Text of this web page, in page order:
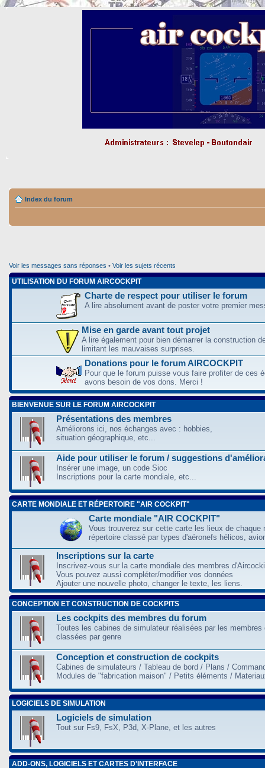
Index du forum
Voir les messages sans réponses • Voir les sujets récents
UTILISATION DU FORUM AIRCOCKPIT
Charte de respect pour utiliser le forum
A lire absolument avant de poster votre premier
Mise en garde avant tout projet
A lire également pour bien démarrer la construction
limitant les mauvaises surprises.
Donations pour le forum AIRCOCKPIT
Pour que le forum puisse vous faire profiter de ces
avons besoin de vos dons. Merci !
BIENVENUE SUR LE FORUM AIRCOCKPIT
Présentations des membres
Améliorons ici, nos échanges avec : hobbies,
situation géographique, etc...
Aide pour utiliser le forum / suggestions
Insérer une image, un code Sioc
Inscriptions pour la carte mondiale, etc...
CARTE MONDIALE ET RÉPERTOIRE "AIR COCKPIT"
Carte mondiale "AIR COCKPIT"
Vous trouverez sur cette carte les lieux de chaque
répertoire classé par types d'aéronefs hélicos,
Inscriptions sur la carte
Inscrivez-vous sur la carte mondiale des membres
Vous pouvez aussi compléter/modifier vos données
Ajouter une nouvelle photo, changer le texte, les liens.
CONCEPTION ET CONSTRUCTION DE COCKPITS
Les cockpits des membres du forum
Toutes les cabines de simulateur réalisées par les membres
classées par genre
Conception et construction de cockpits
Cabines de simulateurs / Tableau de bord / Plans /
Modules de "fabrication maison" / Petits éléments /
LOGICIELS DE SIMULATION
Logiciels de simulation
Tout sur Fs9, FsX, P3d, X-Plane, et les autres
ADD-ONS, LOGICIELS ET CARTES D'INTERFACE